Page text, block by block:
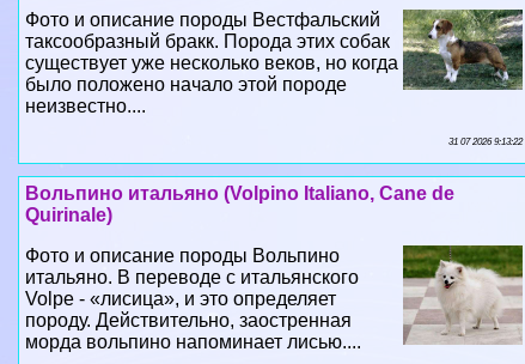
Фото и описание породы Вестфальский
таксообразный бpaкк. Порода этих собак
существует уже несколько веков, но когда
было положено начало этой породе
неизвестно....
31 07 2026 9:13:22
Вольпино итальяно (Volpino Italiano, Cane de
Quirinale)
Фото и описание породы Вольпино
итальяно. В переводе с итальянского
Volpe - «лисица», и это определяет
породу. Действительно, заостренная
морда вольпино напоминает лисью....